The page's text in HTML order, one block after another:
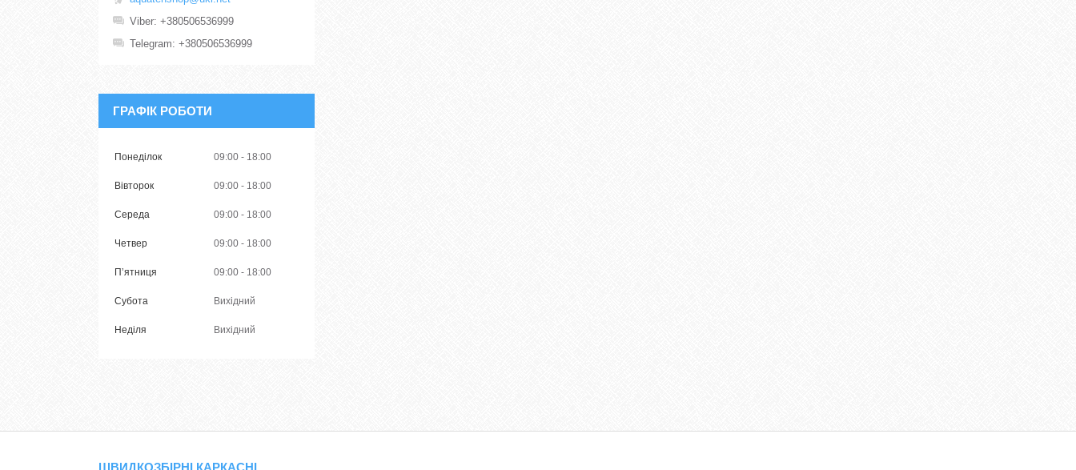
Viber +380506536999
Telegram +380506536999
ГРАФІК РОБОТИ
Понеділок 09:00 18:00
Вівторок 09:00 18:00
Середа 09:00 18:00
Четвер 09:00 18:00
Пʼятниця 09:00 18:00
Субота Вихідний
Неділя Вихідний
ШВИДКОЗБІРНІ КАРКАСНІ